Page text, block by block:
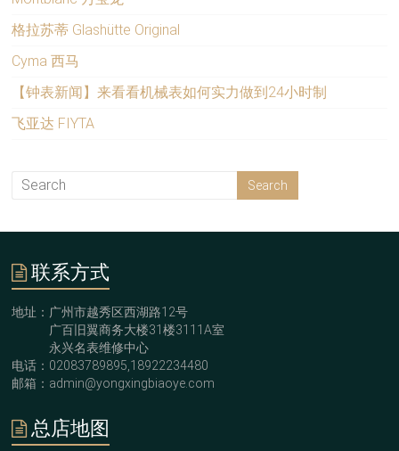
格拉苏蒂 Glashütte Original
Cyma 西马
【钟表新闻】来看看机械表如何实力做到24小时制
飞亚达 FIYTA
联系方式
地址：广州市越秀区西湖路12号
广百旧翼商务大楼31楼3111A室
永兴名表维修中心
电话：02083789895,18922234480
邮箱：admin@yongxingbiaoye.com
总店地图